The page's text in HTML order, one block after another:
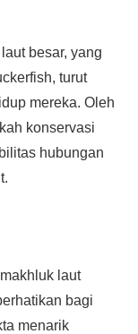
besar, yang
turut
mereka. Oleh
konservasi
hubungan
laut
bagi
menarik